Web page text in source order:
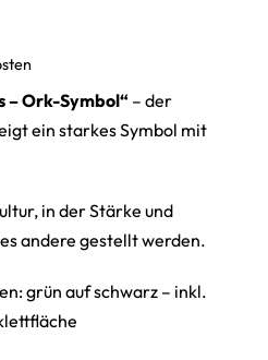
– Ork-Symbol“ – der
ein starkes Symbol mit
in der Stärke und
andere gestellt werden.
grün auf schwarz – inkl.